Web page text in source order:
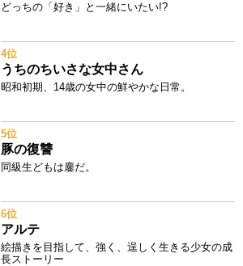
どっちの「好き」と一緒にいたい!?
4位
うちのちいさな女中さん
昭和初期、14歳の女中の鮮やかな日常。
5位
豚の復讐
同級生どもは鏖だ。
6位
アルテ
絵描きを目指して、強く、逞しく生きる少女の成
長ストーリー